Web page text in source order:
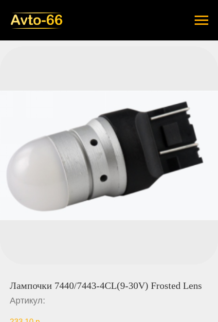
Лампочки 7440/7443-4CL(9-30V) Frosted Lens
Артикул: